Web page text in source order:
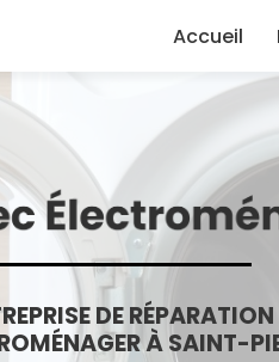
Accueil
DE RÉPARATION
À SAINT-